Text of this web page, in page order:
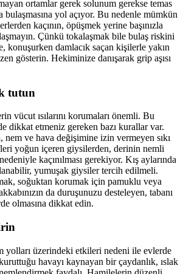
ortamlar gerek solunum gerekse temas
yol açıyor. Bu nedenle mümkün
kaçının, öpüşmek yerine başınızla
Çünkü tokalaşmak bile bulaş riskini
konuşurken damlacık saçan kişilerle yakın
gösterin. Hekiminize danışarak grip aşısı
tutun
vücut ısılarını korumaları önemli. Bu
dikkat etmeniz gereken bazı kurallar var.
nem ve hava değişimine izin vermeyen sıkı
yoğun içeren giysilerden, derinin nemli
kaçınılması gerekiyor. Kış aylarında
yumuşak giysiler tercih edilmeli.
soğuktan korumak için pamuklu veya
da duruşunuzu desteleyen, tabanı
olmasına dikkat edin.
yolları üzerindeki etkileri nedeni ile evlerde
havayı kaynayan bir çaydanlık, ıslak